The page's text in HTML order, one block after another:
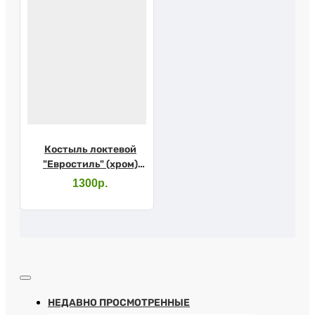
Костыль локтевой
"Евростиль" (хром)
10079SL с УПС
1300р.
НЕДАВНО ПРОСМОТРЕННЫЕ